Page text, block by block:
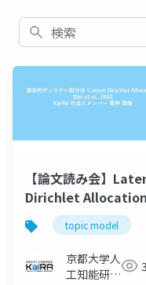
検索
【論文読み会】
Dirichlet Allocation
topic model
京都大学人
工知能研究